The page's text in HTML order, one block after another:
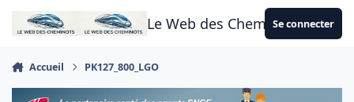
Aller au contenu
Le Web des CheminotsSe connecter
Accueil PK127_800_LGO